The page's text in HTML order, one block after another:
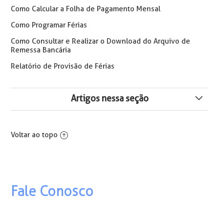
Como Calcular a Folha de Pagamento Mensal
Como Programar Férias
Como Consultar e Realizar o Download do Arquivo de
Remessa Bancária
Relatório de Provisão de Férias
Artigos nessa seção
Adicional Noturno e Horas Extras Não Estão Sendo
Voltar ao topo
Fale Conosco